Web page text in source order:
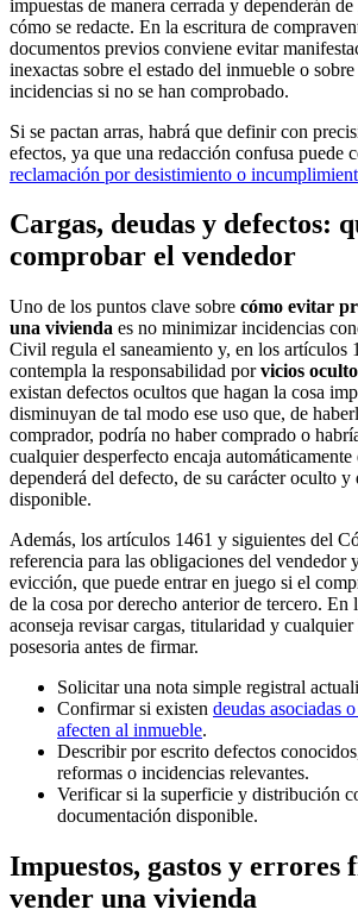
impuestas de manera cerrada y dependerán
cómo se redacte. En la escritura de
documentos previos conviene evitar
inexactas sobre el estado del inmueble o
incidencias si no se han comprobado.
Si se pactan arras, habrá que definir con
efectos, ya que una redacción confusa puede
reclamación por desistimiento o
Cargas, deudas y defectos:
comprobar el vendedor
Uno de los puntos clave sobre cómo evitar
una vivienda es no minimizar incidencias
Civil regula el saneamiento y, en los artículos
contempla la responsabilidad porvicios
existan defectos ocultos que hagan la cosa
disminuyan de tal modo ese uso que, de
comprador, podría no haber comprado o
cualquier desperfecto encaja automáticamente
dependerá del defecto, de su carácter oculto y
disponible.
Además, los artículos 1461 y siguientes del
referencia para las obligaciones del vendedor
evicción, que puede entrar en juego si el
de la cosa por derecho anterior de tercero. En
aconseja revisar cargas, titularidad y
posesoria antes de firmar.
Solicitar una nota simple registral
Confirmar si existen deudas asociadas
afecten al inmueble.
Describir por escrito defectos
reformas o incidencias relevantes.
Verificar si la superficie y distribución
documentación disponible.
Impuestos, gastos y errores
vender una vivienda